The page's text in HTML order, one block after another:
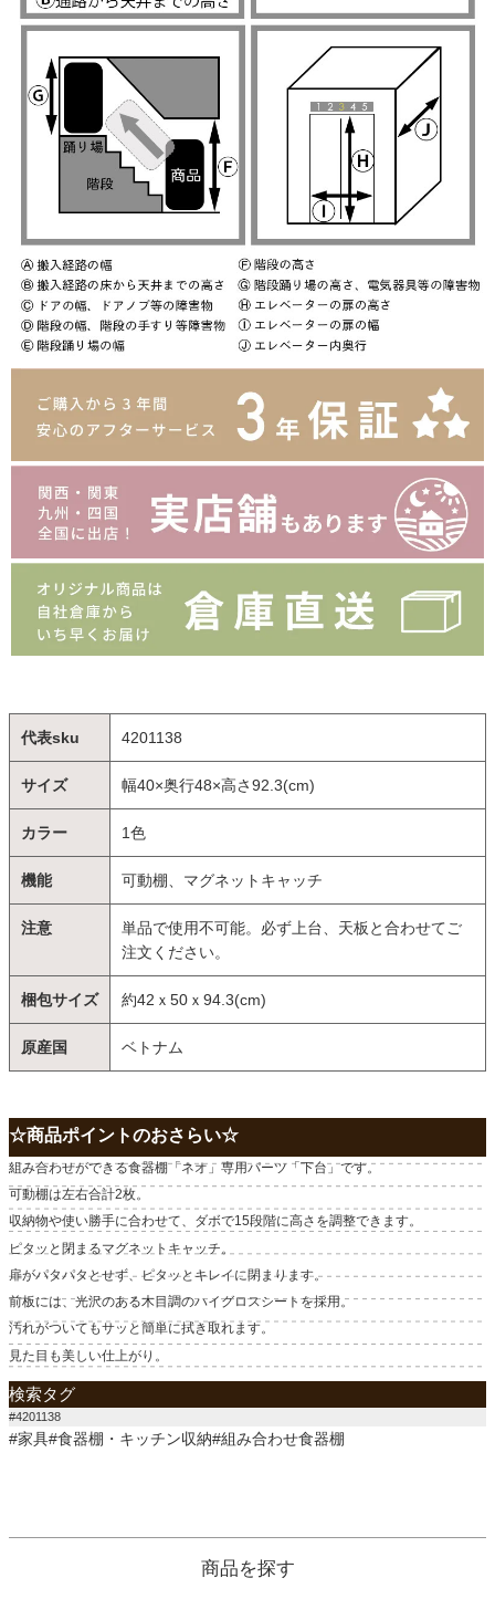
代表sku 4201138
サイズ 幅40×奥行48×高さ92.3(cm)
カラー 1色
機能 可動棚、マグネットキャッチ
注意
単品で使用不可能。必ず上台、天板と合わせてご
注文ください。
梱包サイズ 約42ｘ50ｘ94.3(cm)
原産国 ベトナム
☆商品ポイントのおさらい☆
組み合わせができる食器棚「ネオ」専用パーツ「下台」です。
可動棚は左右合計2枚。
収納物や使い勝手に合わせて、ダボで15段階に高さを調整できます。
ピタッと閉まるマグネットキャッチ。
扉がパタパタとせず、ピタッとキレイに閉まります。
前板には、光沢のある木目調のハイグロスシートを採用。
汚れがついてもサッと簡単に拭き取れます。
見た目も美しい仕上がり。
検索タグ
#4201138
#家具#食器棚・キッチン収納#組み合わせ食器棚
商品を探す